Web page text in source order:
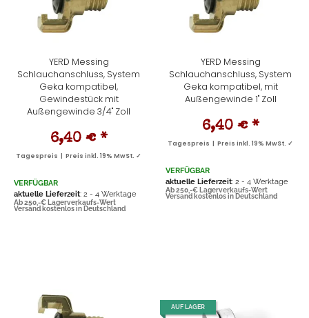
YERD Messing
Schlauchanschluss, System
Geka kompatibel,
Gewindestück mit
Außengewinde 3/4" Zoll
6,40 € *
Tagespreis | Preis inkl. 19% MwSt. ✓
VERFÜGBAR
aktuelle Lieferzeit: 2 - 4 Werktage
Ab 250,-€ Lagerverkaufs-Wert
Versand kostenlos in Deutschland
YERD Messing
Schlauchanschluss, System
Geka kompatibel, mit
Außengewinde 1" Zoll
6,40 € *
Tagespreis | Preis inkl. 19% MwSt. ✓
VERFÜGBAR
aktuelle Lieferzeit: 2 - 4 Werktage
Ab 250,-€ Lagerverkaufs-Wert
Versand kostenlos in Deutschland
AUF LAGER